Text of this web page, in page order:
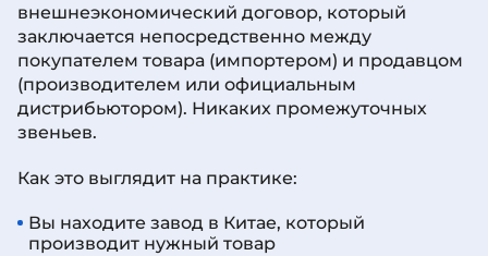
внешнеэкономический договор, который
заключается непосредственно между
покупателем товара (импортером) и продавцом
(производителем или официальным
дистрибьютором). Никаких промежуточных
звеньев.
Как это выглядит на практике:
Вы находите завод в Китае, который
производит нужный товар